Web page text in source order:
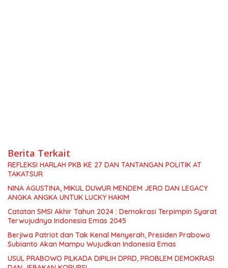
Berita Terkait
REFLEKSI HARLAH PKB KE 27 DAN TANTANGAN POLITIK AT
TAKATSUR
NINA AGUSTINA, MIKUL DUWUR MENDEM JERO DAN LEGACY
ANGKA ANGKA UNTUK LUCKY HAKIM
Catatan SMSI Akhir Tahun 2024 : Demokrasi Terpimpin Syarat
Terwujudnya Indonesia Emas 2045
Berjiwa Patriot dan Tak Kenal Menyerah, Presiden Prabowo
Subianto Akan Mampu Wujudkan Indonesia Emas
USUL PRABOWO PILKADA DIPILIH DPRD, PROBLEM DEMOKRASI